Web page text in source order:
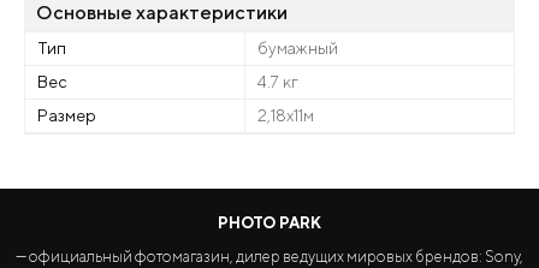
Основные характеристики
Тип
бумажный
Вес
4.7 кг
Размер
2,18x11м
PHOTO PARK
— официальный фотомагазин, дилер ведущих мировых брендов: Sony,